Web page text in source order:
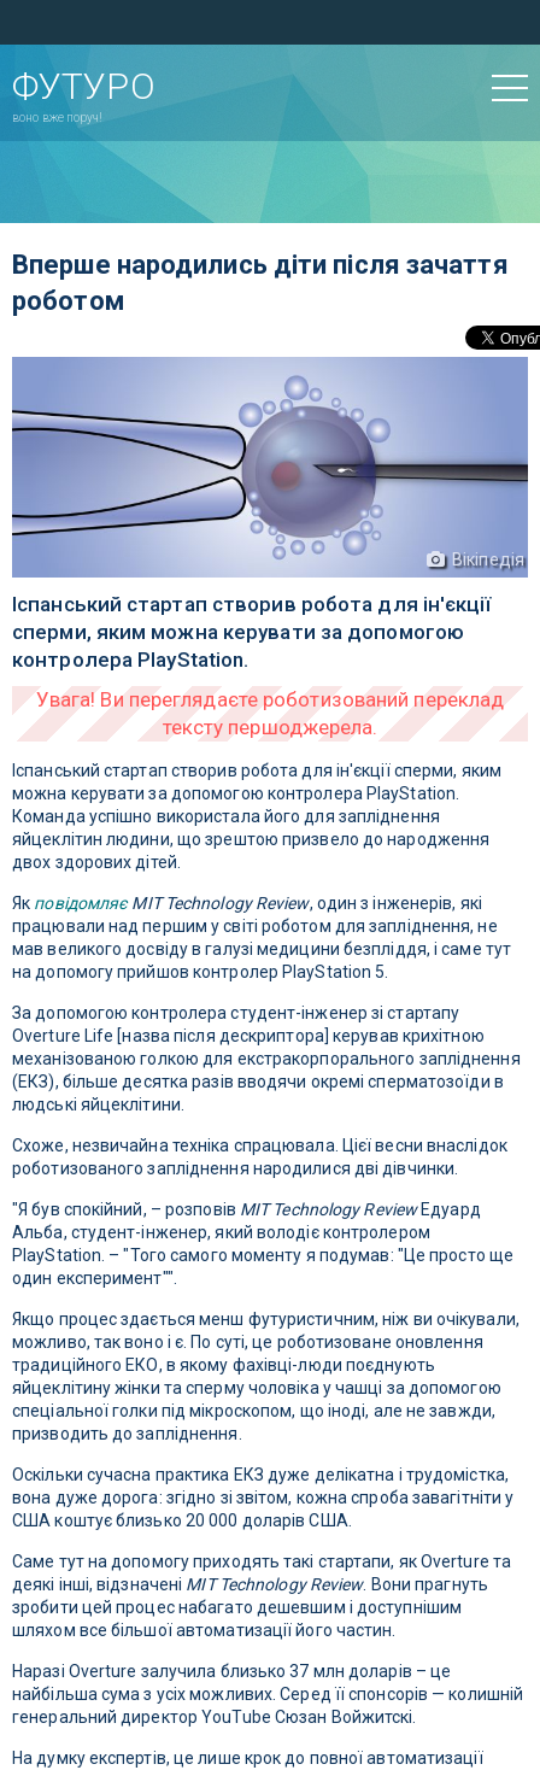
ФУТУРО
воно вже поруч!
Вперше народились діти після зачаття
роботом
Вікіпедія
Іспанський стартап створив робота для ін'єкції
сперми, яким можна керувати за допомогою
контролера PlayStation.
Іспанський стартап створив робота для ін'єкції сперми, яким
можна керувати за допомогою контролера PlayStation.
Команда успішно використала його для запліднення
яйцеклітин людини, що зрештою призвело до народження
двох здорових дітей.
Як повідомляє MIT Technology Review, один з інженерів, які
працювали над першим у світі роботом для запліднення, не
мав великого досвіду в галузі медицини безпліддя, і саме тут
на допомогу прийшов контролер PlayStation 5.
За допомогою контролера студент-інженер зі стартапу
Overture Life [назва після дескриптора] керував крихітною
механізованою голкою для екстракорпорального запліднення
(ЕКЗ), більше десятка разів вводячи окремі сперматозоїди в
людські яйцеклітини.
Схоже, незвичайна техніка спрацювала. Цієї весни внаслідок
роботизованого запліднення народилися дві дівчинки.
"Я був спокійний, – розповів MIT Technology ReviewЕдуард
Альба, студент-інженер, який володіє контролером
PlayStation. – "Того самого моменту я подумав: "Це просто ще
один експеримент"".
Якщо процес здається менш футуристичним, ніж ви очікували,
можливо, так воно і є. По суті, це роботизоване оновлення
традиційного ЕКО, в якому фахівці-люди поєднують
яйцеклітину жінки та сперму чоловіка у чашці за допомогою
спеціальної голки під мікроскопом, що іноді, але не завжди,
призводить до запліднення.
Оскільки сучасна практика ЕКЗ дуже делікатна і трудомістка,
вона дуже дорога: згідно зі звітом, кожна спроба завагітніти у
США коштує близько 20 000 доларів США.
Саме тут на допомогу приходять такі стартапи, як Overture та
деякі інші, відзначені MIT Technology Review. Вони прагнуть
зробити цей процес набагато дешевшим і доступнішим
шляхом все більшої автоматизації його частин.
Наразі Overture залучила близько 37 млн доларів – це
найбільша сума з усіх можливих. Серед її спонсорів — колишній
генеральний директор YouTube Сюзан Войжитскі.
На думку експертів, це лише крок до повної автоматизації